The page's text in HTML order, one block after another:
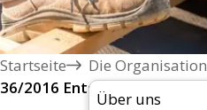
Startseite
Die Organisation
Über uns